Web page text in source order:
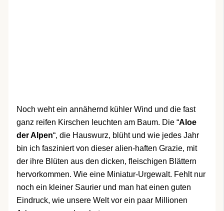
Noch weht ein annähernd kühler Wind und die fast
ganz reifen Kirschen leuchten am Baum. Die “Aloe
der Alpen“, die Hauswurz, blüht und wie jedes Jahr
bin ich fasziniert von dieser alien-haften Grazie, mit
der ihre Blüten aus den dicken, fleischigen Blättern
hervorkommen. Wie eine Miniatur-Urgewalt. Fehlt nur
noch ein kleiner Saurier und man hat einen guten
Eindruck, wie unsere Welt vor ein paar Millionen